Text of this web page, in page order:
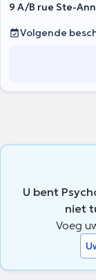
9 A/B rue Ste-
Volgende
U bent
niet
Voeg